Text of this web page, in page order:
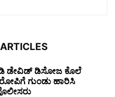
ಡೇವಿಡ್ ಡಿಸೋಜ ಕೊಲೆ
ಗುಂಡು ಹಾರಿಸಿ